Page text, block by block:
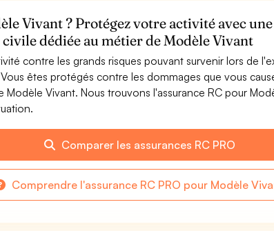
Vivant ? Protégez votre activité avec
dédiée au métier de Modèle Vivant
contre les grands risques pouvant survenir lors de
êtes protégés contre les dommages que vous
Modèle Vivant. Nous trouvons l'assurance RC pour
Comparer les assurances RC PRO
Comprendre l'assurance RC PRO pour Modèle